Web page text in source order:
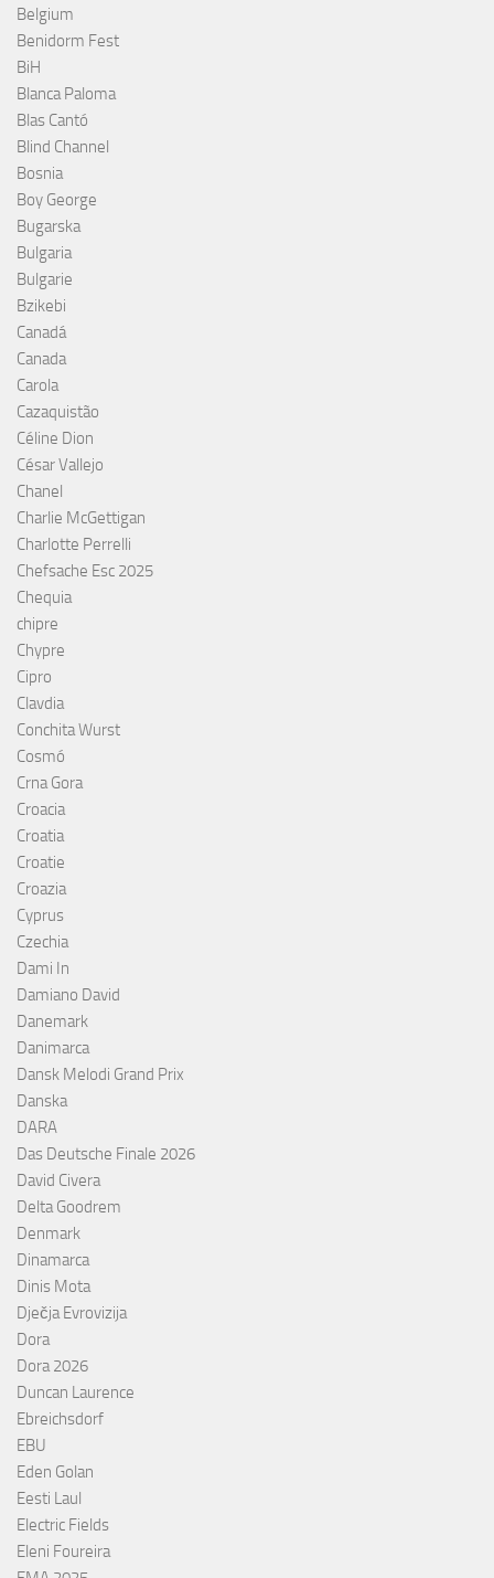
Belgium
Benidorm Fest
BiH
Blanca Paloma
Blas Cantó
Blind Channel
Bosnia
Boy George
Bugarska
Bulgaria
Bulgarie
Bzikebi
Canadá
Canada
Carola
Cazaquistão
Céline Dion
César Vallejo
Chanel
Charlie McGettigan
Charlotte Perrelli
Chefsache Esc 2025
Chequia
chipre
Chypre
Cipro
Clavdia
Conchita Wurst
Cosmó
Crna Gora
Croacia
Croatia
Croatie
Croazia
Cyprus
Czechia
Dami In
Damiano David
Danemark
Danimarca
Dansk Melodi Grand Prix
Danska
DARA
Das Deutsche Finale 2026
David Civera
Delta Goodrem
Denmark
Dinamarca
Dinis Mota
Dječja Evrovizija
Dora
Dora 2026
Duncan Laurence
Ebreichsdorf
EBU
Eden Golan
Eesti Laul
Electric Fields
Eleni Foureira